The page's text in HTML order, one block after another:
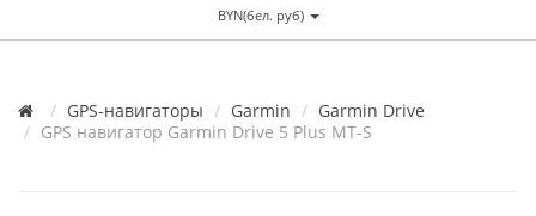
BYN(бел. руб)
GPS-навигаторы Garmin
Garmin Drive
GPS навигатор Garmin Drive 5 Plus MT-S